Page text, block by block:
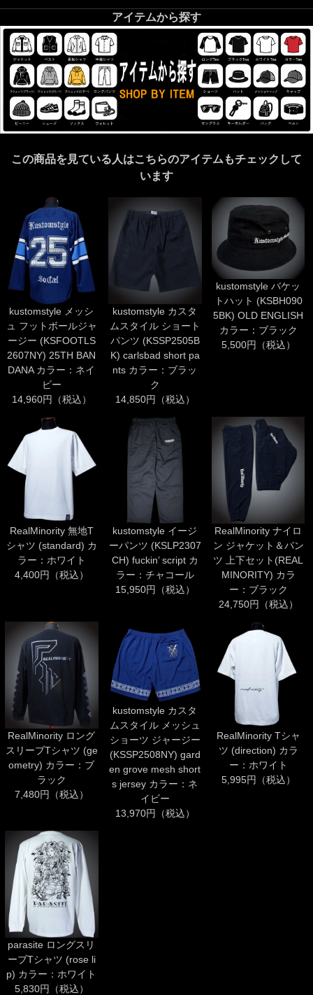
アイテムから探す
この商品を見ている人はこちらのアイテムもチェックして
います
kustomstyle メッシ
ュ フットボールジャ
ージー (KSFOOTLS
2607NY) 25TH BAN
DANA カラー：ネイ
ビー
14,960円（税込）
kustomstyle カスタ
ムスタイル ショート
パンツ (KSSP2505B
K) carlsbad short pa
nts カラー：ブラッ
ク
14,850円（税込）
kustomstyle バケッ
トハット (KSBH090
5BK) OLD ENGLISH
カラー：ブラック
5,500円（税込）
RealMinority 無地T
シャツ (standard) カ
ラー：ホワイト
4,400円（税込）
kustomstyle イージ
ーパンツ (KSLP2307
CH) fuckin’ script カ
ラー：チャコール
15,950円（税込）
RealMinority ナイロ
ン ジャケット＆パン
ツ 上下セット(REAL
MINORITY) カラ
ー：ブラック
24,750円（税込）
RealMinority ロング
スリーブTシャツ (ge
ometry) カラー：ブ
ラック
7,480円（税込）
kustomstyle カスタ
ムスタイル メッシュ
ショーツ ジャージー
(KSSP2508NY) gard
en grove mesh short
s jersey カラー：ネ
イビー
13,970円（税込）
RealMinority Tシャ
ツ (direction) カラ
ー：ホワイト
5,995円（税込）
parasite ロングスリ
ーブTシャツ (rose li
p) カラー：ホワイト
5,830円（税込）